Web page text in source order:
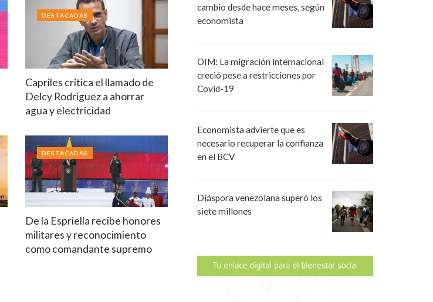
Capriles critica el llamado de
Delcy Rodríguez a ahorrar
agua y electricidad
DESTACADAS
De la Espriella recibe honores
militares y reconocimiento
como comandante supremo
DESTACADAS
cambio desde hace meses, según
economista
OIM: La migración internacional
creció pese a restricciones por
Covid-19
Economista advierte que es
necesario recuperar la confianza
en el BCV
Diáspora venezolana superó los
siete millones